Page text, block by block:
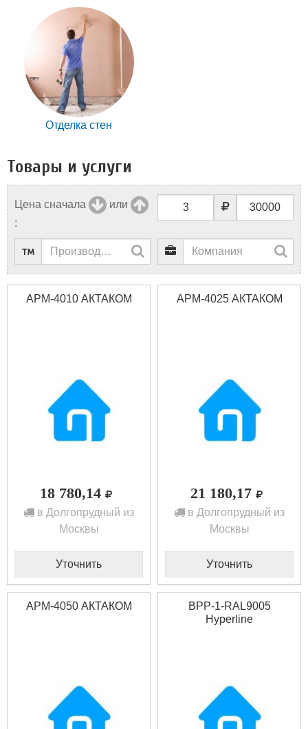
Отделка стен
Товары и услуги
Цена сначала
или
:
АРМ-4010 АКТАКОМ
18 780,14
в Долгопрудный из
Москвы
Уточнить
АРМ-4025 АКТАКОМ
21 180,17
в Долгопрудный из
Москвы
Уточнить
АРМ-4050 АКТАКОМ
BPP-1-RAL9005
Hyperline